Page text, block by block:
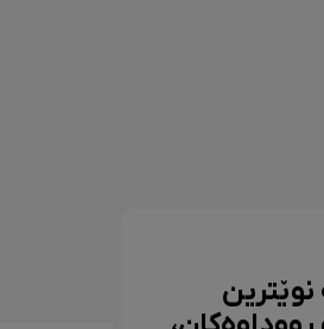
نوێترین